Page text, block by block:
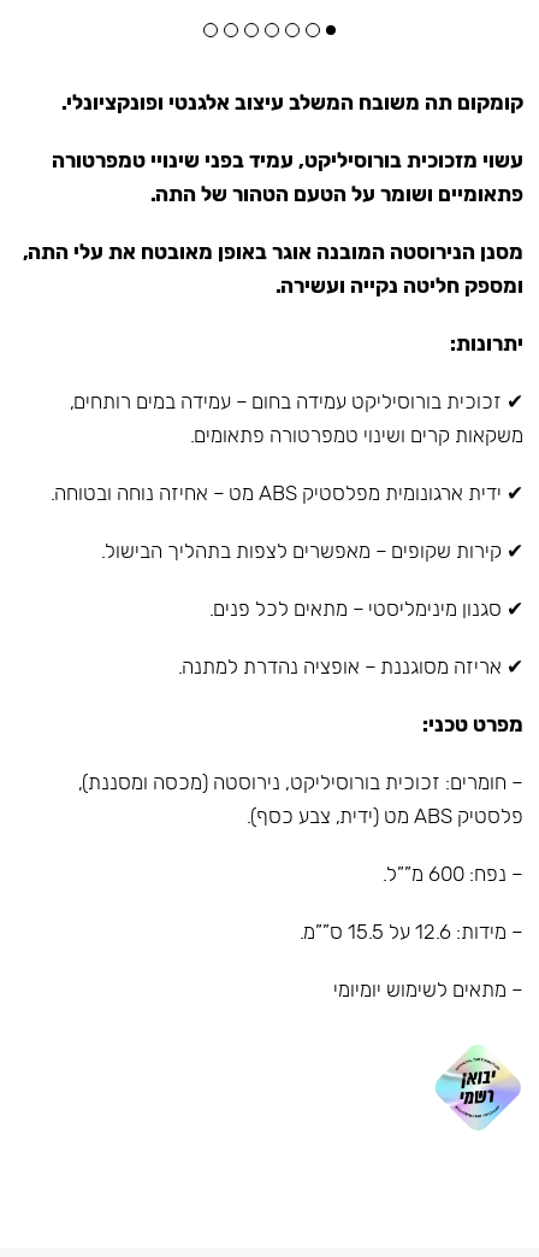
קומקום תה משובח המשלב עיצוב אלגנטי ופונקציונלי.
עשוי מזכוכית בורוסיליקט, עמיד בפני שינויי טמפרטורה
פתאומיים ושומר על הטעם הטהור של התה.
מסנן הנירוסטה המובנה אוגר באופן מאובטח את עלי התה,
ומספק חליטה נקייה ועשירה.
יתרונות:
✔ זכוכית בורוסיליקט עמידה בחום – עמידה במים רותחים,
משקאות קרים ושינוי טמפרטורה פתאומים.
✔ ידית ארגונומית מפלסטיק ABS מט – אחיזה נוחה ובטוחה.
✔ קירות שקופים – מאפשרים לצפות בתהליך הבישול.
✔ סגנון מינימליסטי – מתאים לכל פנים.
✔ אריזה מסוגננת – אופציה נהדרת למתנה.
מפרט טכני:
– חומרים: זכוכית בורוסיליקט, נירוסטה (מכסה ומסננת),
פלסטיק ABS מט (ידית, צבע כסף).
– נפח: 600 מ””ל.
– מידות: 12.6 על 15.5 ס””מ.
– מתאים לשימוש יומיומי